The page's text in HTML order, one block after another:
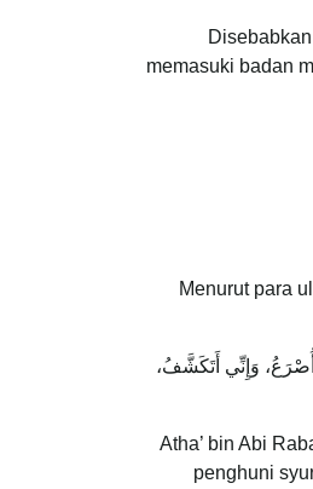
memasuki badan
Menurut para
أُصْرَعُ، وَإِنِّي أَتَكَشَّفُ،
Atha’ bin Abi
penghuni